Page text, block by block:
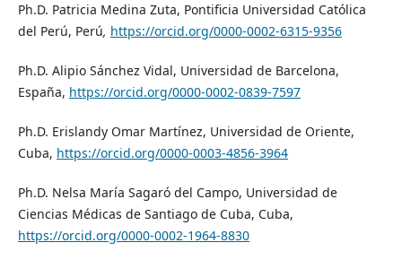
Ph.D. Patricia Medina Zuta, Pontificia Universidad Católica
del Perú, Perú, https://orcid.org/0000-0002-6315-9356
Ph.D. Alipio Sánchez Vidal, Universidad de Barcelona,
España, https://orcid.org/0000-0002-0839-7597
Ph.D. Erislandy Omar Martínez, Universidad de Oriente,
Cuba, https://orcid.org/0000-0003-4856-3964
Ph.D. Nelsa María Sagaró del Campo, Universidad de
Ciencias Médicas de Santiago de Cuba, Cuba,
https://orcid.org/0000-0002-1964-8830